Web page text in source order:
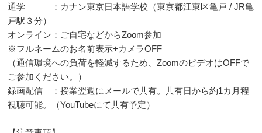
通学 ：カナン東京日本語学校（東京都江東区亀戸 / JR亀
戸駅３分）
オンライン：ご自宅などからZoom参加
※フルネームのお名前表示+カメラOFF
（通信環境への負荷を軽減するため、ZoomのビデオはOFFで
ご参加ください。）
録画配信 ：授業翌週にメールで共有。共有日から約1カ月程
視聴可能。（YouTubeにて共有予定）